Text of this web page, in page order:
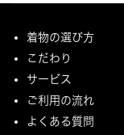
着物の選び方
こだわり
サービス
ご利用の流れ
よくある質問